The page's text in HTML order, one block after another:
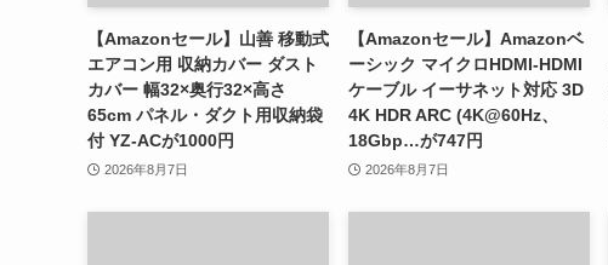
【Amazonセール】山善 移動式
エアコン用 収納カバー ダスト
カバー 幅32×奥行32×高さ
65cm パネル・ダクト用収納袋
付 YZ-ACが1000円
2026年8月7日
【Amazonセール】Amazonベ
ーシック マイクロHDMI-HDMI
ケーブル イーサネット対応 3D
4K HDR ARC (4K@60Hz、
18Gbp…が747円
2026年8月7日